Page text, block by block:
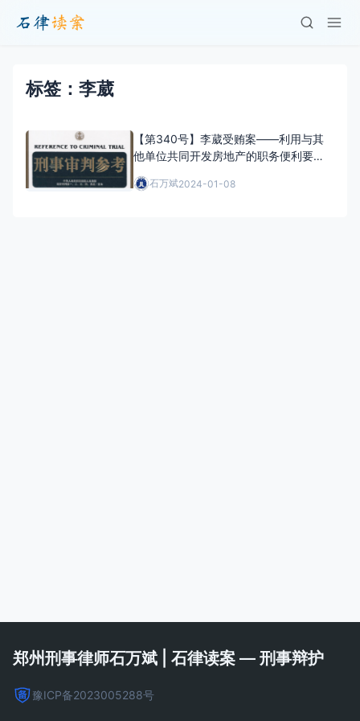
标签：李葳
【第340号】李葳受贿案——利用与其
他单位共同开发房地产的职务便利要求
是否构成受贿罪
石万斌2024-01-08
郑州刑事律师石万斌 | 石律读案 — 刑事辩护
豫ICP备2023005288号